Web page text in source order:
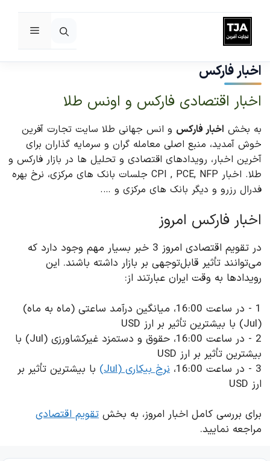
پرش
به
محتوا
فهرست
اخبار فارکس
اخبار اقتصادی فارکس و اونس طلا
به بخش اخبار فارکس و انس جهانی طلا سایت تجارت آفرین
خوش آمدید، منبع اصلی معامله گران و سرمایه گذاران برای
آخرین اخبار، رویدادهای اقتصادی و تحلیل ها در بازار فارکس و
طلا. اخبار CPI , PCE, NFP جلسات بانک های مرکزی، نرخ بهره
فدرال رزرو و دیگر بانک های مرکزی و ….
اخبار فارکس امروز
در تقویم اقتصادی امروز 3 خبر بسیار مهم وجود دارد که
می‌توانند تأثیر قابل‌توجهی بر بازار داشته باشند. این
رویدادها به وقت ایران عبارتند از:
1 - در ساعت 16:00، میانگین درآمد ساعتی (ماه به ماه)
(Jul) با بیشترین تأثیر بر ارز USD
2 - در ساعت 16:00، حقوق و دستمزد غیرکشاورزی (Jul) با
بیشترین تأثیر بر ارز USD
3 - در ساعت 16:00،
نرخ بیکاری (Jul)
با بیشترین تأثیر بر
ارز USD
برای بررسی کامل اخبار امروز، به بخش تقویم اقتصادی
مراجعه نمایید.